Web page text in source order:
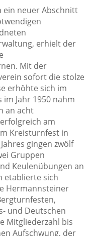
ein neuer Abschnitt
erhielt der
Mit der
sofort die stolze
erhöhte sich im
im Jahr 1950 nahm
an acht
am
Kreisturnfest in
gingen zwölf
Gruppen
Keulenübungen an
etablierte sich
Hermannsteiner
und Deutschen
Mitgliederzahl bis
Aufschwung, der